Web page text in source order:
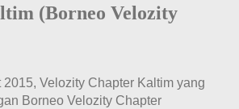
(Borneo Velozity
2015, Velozity Chapter Kaltim yang
Borneo Velozity Chapter